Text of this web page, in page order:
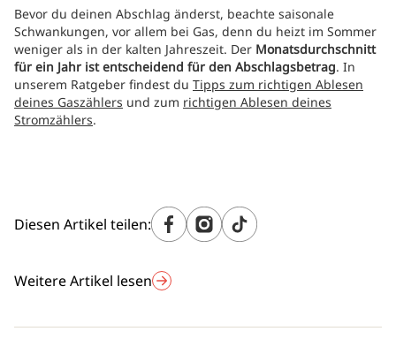
Bevor du deinen Abschlag änderst, beachte saisonale
Schwankungen, vor allem bei Gas, denn du heizt im Sommer
weniger als in der kalten Jahreszeit. Der Monatsdurchschnitt
für ein Jahr ist entscheidend für den Abschlagsbetrag. In
unserem Ratgeber findest du Tipps zum richtigen Ablesen
deines Gaszählers und zum richtigen Ablesen deines
Stromzählers.
Diesen Artikel teilen:
Weitere Artikel lesen